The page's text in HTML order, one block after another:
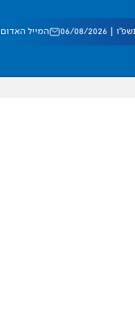
08/2026 המייל האדום